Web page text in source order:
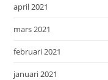
april 2021
mars 2021
februari 2021
januari 2021